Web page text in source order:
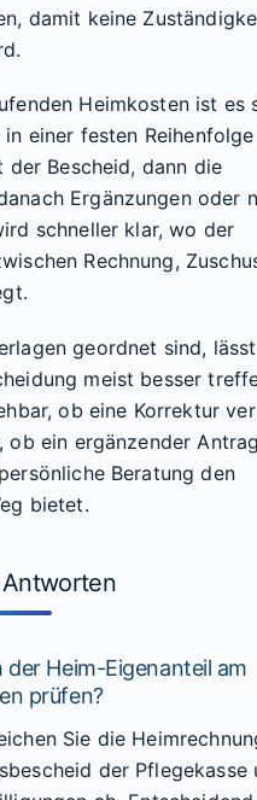
damit keine
Heimkosten ist es
einer festen
der Bescheid, dann die
Ergänzungen oder
schneller klar, wo der
Rechnung,
geordnet sind,
meist besser
ob eine Korrektur
ob ein ergänzender
Beratung den
bietet.
der Heim-Eigenanteil am
prüfen?
Sie die
der Pflegekasse